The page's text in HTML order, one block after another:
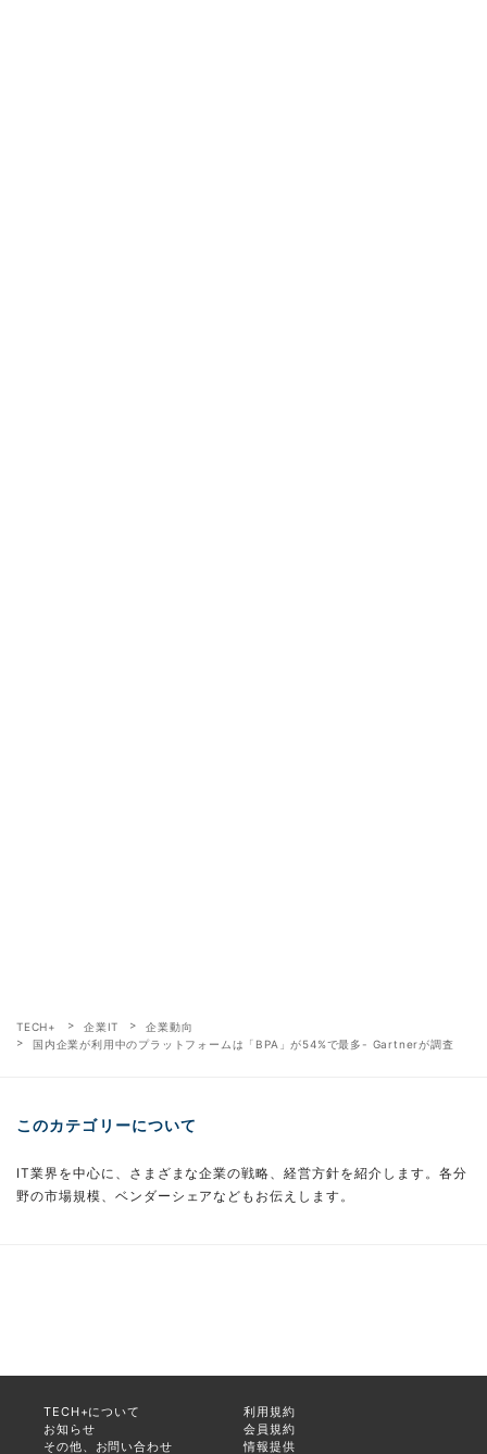
TECH+ 企業IT
企業動向
国内企業が利用中のプラットフォームは「BPA」が54%で最多- Gartnerが調査
このカテゴリーについて
IT業界を中心に、さまざまな企業の戦略、経営方針を紹介します。各分
野の市場規模、ベンダーシェアなどもお伝えします。
TECH+について
利用規約
お知らせ
会員規約
その他、お問い合わせ
情報提供